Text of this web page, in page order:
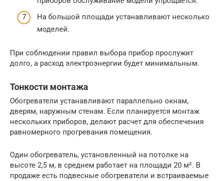
На большой площади устанавливают несколько
моделей.
При соблюдении правил выбора прибор прослужит
долго, а расход электроэнергии будет минимальным.
Тонкости монтажа
Обогреватели устанавливают параллельно окнам,
дверям, наружным стенам. Если планируется монтаж
нескольких приборов, делают расчет для обеспечения
равномерного прогревания помещения.
Один обогреватель, установленный на потолке на
высоте 2,5 м, в среднем работает на площади 20 м². В
продаже есть подвесные обогреватели и встраиваемые